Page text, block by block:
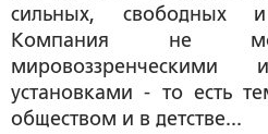
сильных, свободных
Компания не
мировоззренческими
установками - то есть
обществом и в детстве...